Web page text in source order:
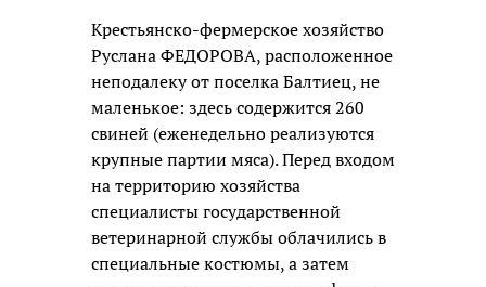
Крестьянско-фермерское хозяйство
Руслана ФЕДОРОВА, расположенное
неподалеку от поселка Балтиец, не
маленькое: здесь содержится 260
свиней (еженедельно реализуются
крупные партии мяса). Перед входом
на территорию хозяйства
специалисты государственной
ветеринарной службы облачились в
специальные костюмы, а затем